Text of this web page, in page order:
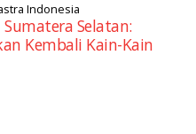
Indonesia
Selatan:
Kembali Kain-Kain